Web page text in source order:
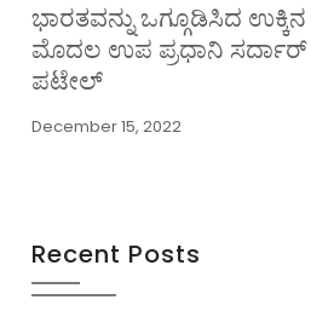
ಭಾರತವನ್ನು ಒಗ್ಗೂಡಿಸಿದ
ಮೊದಲ ಉಪ ಪ್ರಧಾನಿ
ಪಟೇಲ್
December 15, 2022
Recent Posts